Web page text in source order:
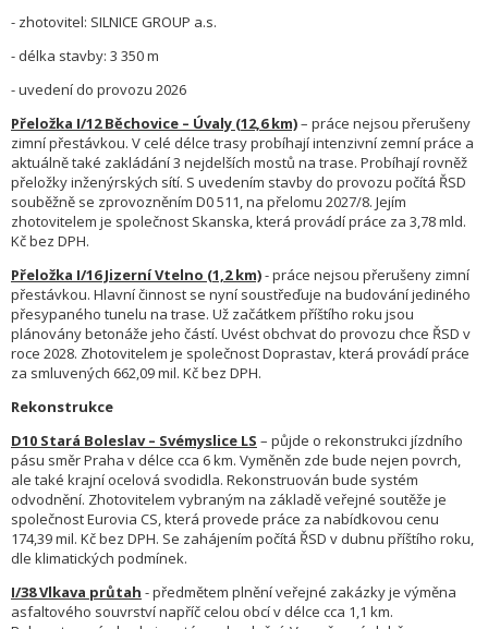
- zhotovitel: SILNICE GROUP a.s.
- délka stavby: 3 350 m
- uvedení do provozu 2026
Přeložka I/12 Běchovice – Úvaly (12,6 km)– práce nejsou přerušeny
zimní přestávkou. V celé délce trasy probíhají intenzivní zemní práce a
aktuálně také zakládání 3 nejdelších mostů na trase. Probíhají rovněž
přeložky inženýrských sítí. S uvedením stavby do provozu počítá ŘSD
souběžně se zprovozněním D0 511, na přelomu 2027/8. Jejím
zhotovitelem je společnost Skanska, která provádí práce za 3,78 mld.
Kč bez DPH.
Přeložka I/16 Jizerní Vtelno (1,2 km)- práce nejsou přerušeny zimní
přestávkou. Hlavní činnost se nyní soustřeďuje na budování jediného
přesypaného tunelu na trase. Už začátkem příštího roku jsou
plánovány betonáže jeho částí. Uvést obchvat do provozu chce ŘSD v
roce 2028. Zhotovitelem je společnost Doprastav, která provádí práce
za smluvených 662,09 mil. Kč bez DPH.
Rekonstrukce
D10 Stará Boleslav – Svémyslice LS – půjde o rekonstrukci jízdního
pásu směr Praha v délce cca 6 km. Vyměněn zde bude nejen povrch,
ale také krajní ocelová svodidla. Rekonstruován bude systém
odvodnění. Zhotovitelem vybraným na základě veřejné soutěže je
společnost Eurovia CS, která provede práce za nabídkovou cenu
174,39 mil. Kč bez DPH. Se zahájením počítá ŘSD v dubnu příštího roku,
dle klimatických podmínek.
I/38 Vlkava průtah - předmětem plnění veřejné zakázky je výměna
asfaltového souvrství napříč celou obcí v délce cca 1,1 km.